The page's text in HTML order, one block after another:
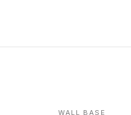
WALL BASE